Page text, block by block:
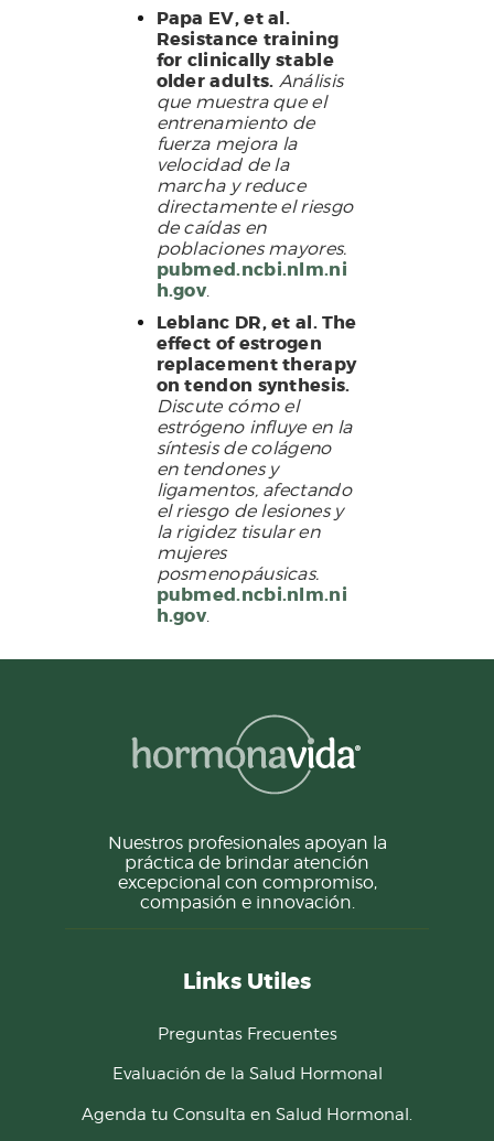
Papa EV, et al.
Resistance training
for clinically stable
older adults. Análisis
que muestra que el
entrenamiento de
fuerza mejora la
velocidad de la
marcha y reduce
directamente el riesgo
de caídas en
poblaciones mayores.
pubmed.ncbi.nlm.ni
h.gov.
Leblanc DR, et al. The
effect of estrogen
replacement therapy
on tendon synthesis.
Discute cómo el
estrógeno influye en la
síntesis de colágeno
en tendones y
ligamentos, afectando
el riesgo de lesiones y
la rigidez tisular en
mujeres
posmenopáusicas.
pubmed.ncbi.nlm.ni
h.gov.
Nuestros profesionales apoyan la
práctica de brindar atención
excepcional con compromiso,
compasión e innovación.
Links Utiles
Preguntas Frecuentes
Evaluación de la Salud Hormonal
Agenda tu Consulta en Salud Hormonal.